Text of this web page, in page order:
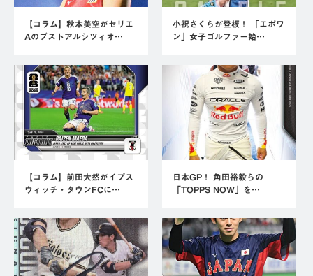
【コラム】秋本美空がセリエ
Aのブストアルシツィオ…
小祝さくらが登板！ 「エポワ
ン」女子ゴルファー始…
【コラム】前田大然がイプス
ウィッチ・タウンFCに…
日本GP！ 角田裕毅らの
「TOPPS NOW」を…